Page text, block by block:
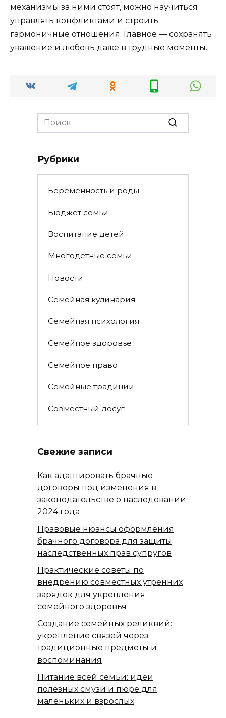
механизмы за ними стоят, можно научиться
управлять конфликтами и строить
гармоничные отношения. Главное — сохранять
уважение и любовь даже в трудные моменты.
Search
for:
Рубрики
Беременность и роды
Бюджет семьи
Воспитание детей
Многодетные семьи
Новости
Семейная кулинария
Семейная психология
Семейное здоровье
Семейное право
Семейные традиции
Совместный досуг
Свежие записи
Как адаптировать брачные
договоры под изменения в
законодательстве о наследовании
2024 года
Правовые нюансы оформления
брачного договора для защиты
наследственных прав супругов
Практические советы по
внедрению совместных утренних
зарядок для укрепления
семейного здоровья
Создание семейных реликвий:
укрепление связей через
традиционные предметы и
воспоминания
Питание всей семьи: идеи
полезных смузи и пюре для
маленьких и взрослых